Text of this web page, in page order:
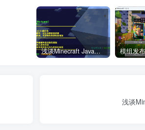
浅谈Minecraft Java版中的文本格式化
浅谈